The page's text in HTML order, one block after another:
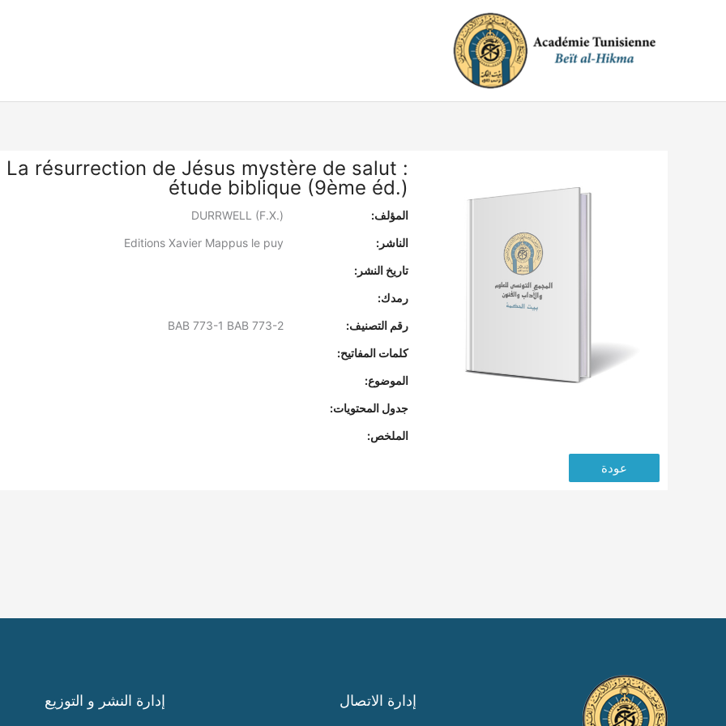
La résurrection de Jésus mystère de salut :
étude biblique (9ème éd.)
المؤلف:
الناشر:
تاريخ النشر:
رمدك:
رقم التصنيف:
كلمات المفاتيح:
الموضوع:
جدول المحتويات:
الملخص:
عودة
إدارة الاتصال إدارة النشر و التوزيع